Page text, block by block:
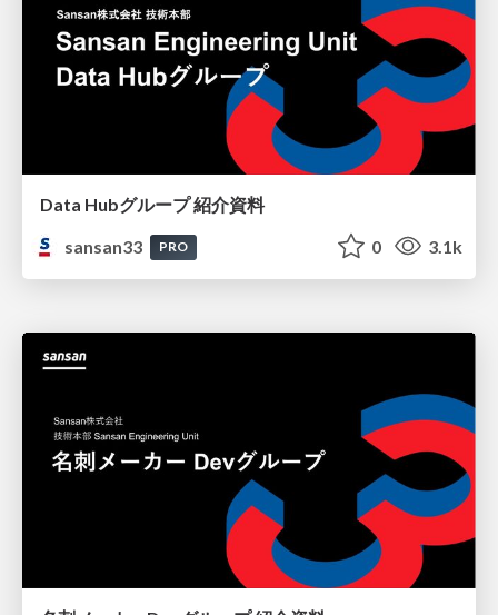
Data Hubグループ 紹介資料
sansan33
PRO 0 3.1k